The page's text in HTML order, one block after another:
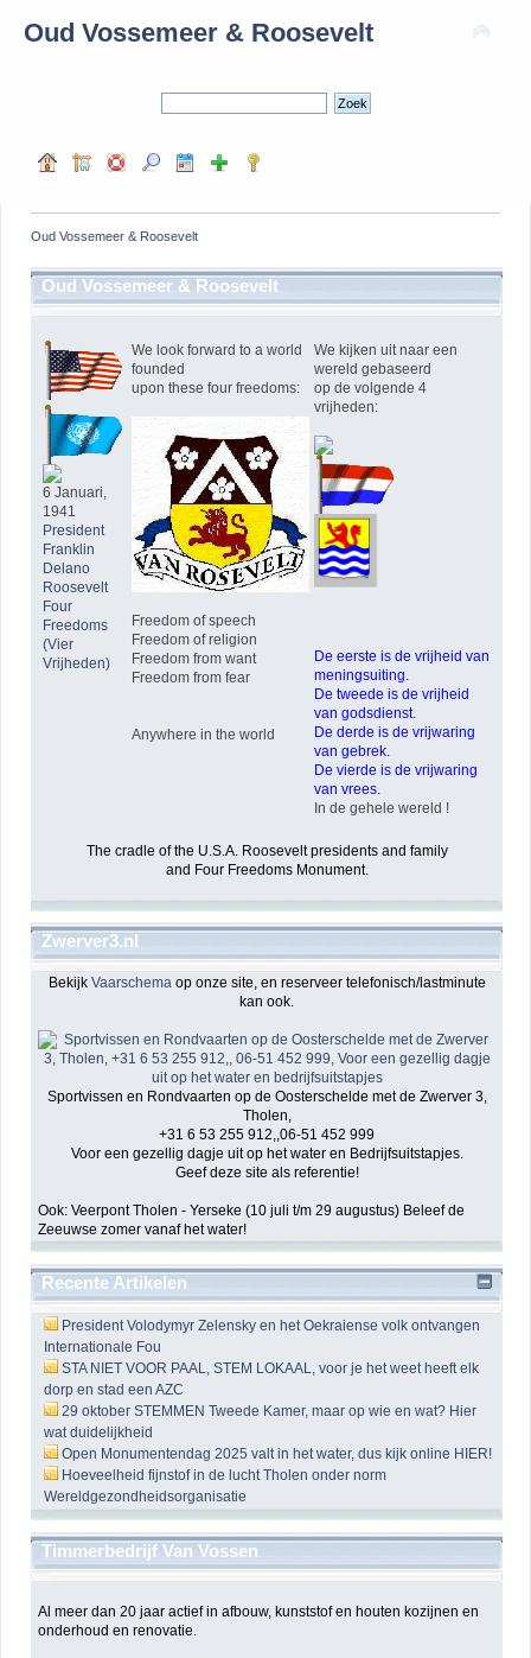
Oud Vossemeer & Roosevelt
Oud Vossemeer & Roosevelt
Oud Vossemeer & Roosevelt
6 Januari,
1941
President
Franklin
Delano
Roosevelt
Four
Freedoms
(Vier
Vrijheden)
We look forward to a world
founded
upon these four freedoms:
Freedom of speech
Freedom of religion
Freedom from want
Freedom from fear
Anywhere in the world
We kijken uit naar een
wereld gebaseerd
op de volgende 4
vrijheden:
De eerste is de vrijheid van
meningsuiting.
De tweede is de vrijheid
van godsdienst.
De derde is de vrijwaring
van gebrek.
De vierde is de vrijwaring
van vrees.
In de gehele wereld !
The cradle of the U.S.A. Roosevelt presidents and family
and Four Freedoms Monument.
Zwerver3.nl
Bekijk Vaarschema op onze site, en reserveer telefonisch/lastminute
kan ook.
Sportvissen en Rondvaarten op de Oosterschelde met de Zwerver 3,
Tholen,
+31 6 53 255 912,,06-51 452 999
Voor een gezellig dagje uit op het water en Bedrijfsuitstapjes.
Geef deze site als referentie!
Ook: Veerpont Tholen - Yerseke (10 juli t/m 29 augustus) Beleef de
Zeeuwse zomer vanaf het water!
Recente Artikelen
President Volodymyr Zelensky en het Oekraiense volk ontvangen
Internationale Fou
STA NIET VOOR PAAL, STEM LOKAAL, voor je het weet heeft elk
dorp en stad een AZC
29 oktober STEMMEN Tweede Kamer, maar op wie en wat? Hier
wat duidelijkheid
Open Monumentendag 2025 valt in het water, dus kijk online HIER!
Hoeveelheid fijnstof in de lucht Tholen onder norm
Wereldgezondheidsorganisatie
Timmerbedrijf Van Vossen
Al meer dan 20 jaar actief in afbouw, kunststof en houten kozijnen en
onderhoud en renovatie.